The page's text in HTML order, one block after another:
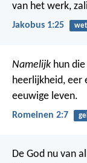
van het werk,
Jakobus 1:25 wet
Namelijk hun
heerlijkheid, eer
eeuwige leven.
Romeinen 2:7
De God nu van